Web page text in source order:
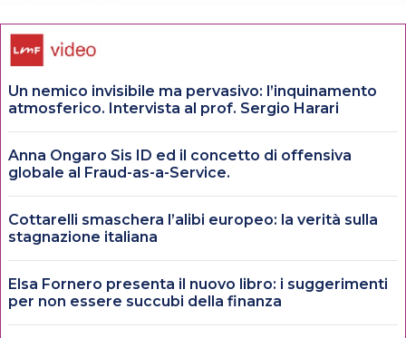
Un nemico invisibile ma pervasivo: l’inquinamento
atmosferico. Intervista al prof. Sergio Harari
Anna Ongaro Sis ID ed il concetto di offensiva
globale al Fraud-as-a-Service.
Cottarelli smaschera l’alibi europeo: la verità sulla
stagnazione italiana
Elsa Fornero presenta il nuovo libro: i suggerimenti
per non essere succubi della finanza